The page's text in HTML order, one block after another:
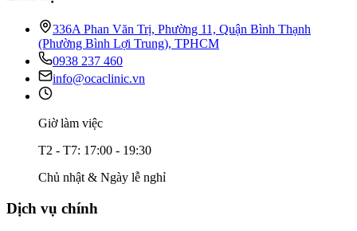
336A Phan Văn Trị, Phường 11, Quận Bình Thạnh
(Phường Bình Lợi Trung), TPHCM
0938 237 460
info@ocaclinic.vn
Giờ làm việc
T2 - T7: 17:00 - 19:30
Chủ nhật & Ngày lễ nghỉ
Dịch vụ chính